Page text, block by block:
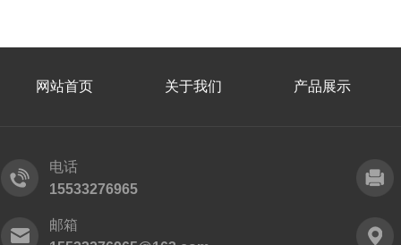
网站首页 关于我们 产品展示
电话
15533276965
邮箱